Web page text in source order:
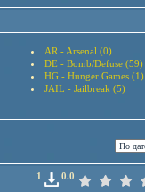
AR - Arsenal (0)
DE - Bomb/Defuse (59)
HG - Hunger Games (1)
JAIL - Jailbreak (5)
1 0.0